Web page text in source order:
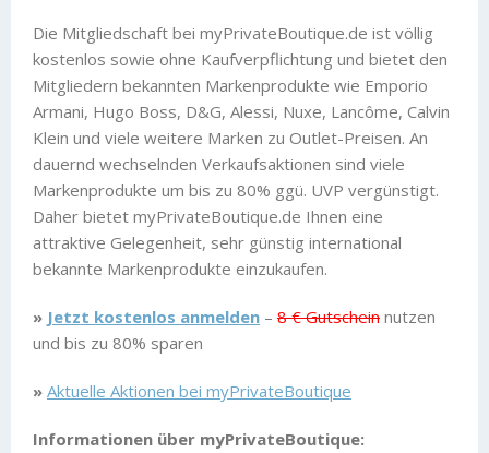
Die Mitgliedschaft bei myPrivateBoutique.de ist völlig
kostenlos sowie ohne Kaufverpflichtung und bietet den
Mitgliedern bekannten Markenprodukte wie Emporio
Armani, Hugo Boss, D&G, Alessi, Nuxe, Lancôme, Calvin
Klein und viele weitere Marken zu Outlet-Preisen. An
dauernd wechselnden Verkaufsaktionen sind viele
Markenprodukte um bis zu 80% ggü. UVP vergünstigt.
Daher bietet myPrivateBoutique.de Ihnen eine
attraktive Gelegenheit, sehr günstig international
bekannte Markenprodukte einzukaufen.
» Jetzt kostenlos anmelden – 8 € Gutschein nutzen
und bis zu 80% sparen
» Aktuelle Aktionen bei myPrivateBoutique
Informationen über myPrivateBoutique: